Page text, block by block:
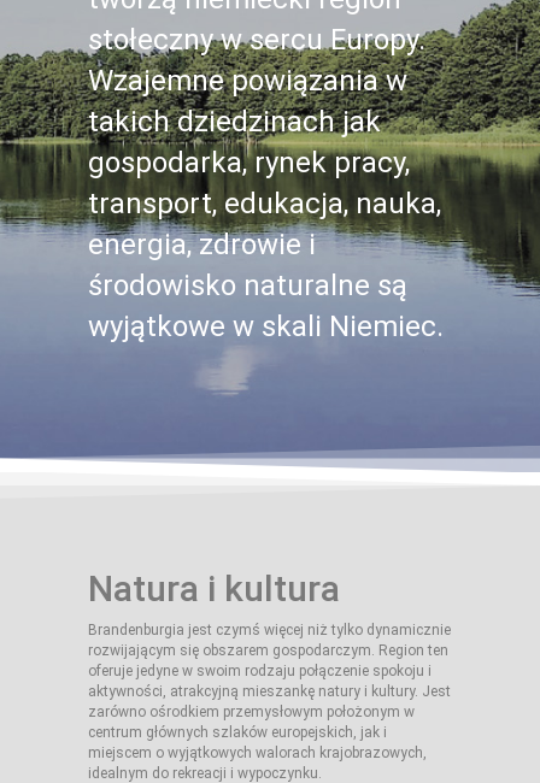
stołeczny w sercu Europy.
Wzajemne powiązania w
takich dziedzinach jak
gospodarka, rynek pracy,
transport, edukacja, nauka,
energia, zdrowie i
środowisko naturalne są
wyjątkowe w skali Niemiec.
Natura i kultura
Brandenburgia jest czymś więcej niż tylko dynamicznie
rozwijającym się obszarem gospodarczym. Region ten
oferuje jedyne w swoim rodzaju połączenie spokoju i
aktywności, atrakcyjną mieszankę natury i kultury. Jest
zarówno ośrodkiem przemysłowym położonym w
centrum głównych szlaków europejskich, jak i
miejscem o wyjątkowych walorach krajobrazowych,
idealnym do rekreacji i wypoczynku.